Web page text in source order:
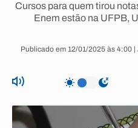
Cursos para quem tirou
Enem estão na UFPB,
Publicado em 12/01/2025 às 4:00